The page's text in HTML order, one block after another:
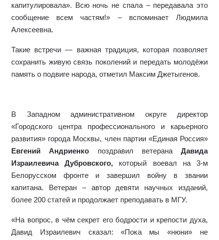
капитулировала». Всю ночь не спала – передавала это
сообщение всем частям!» –вспоминаетЛюдмила
Алексеевна.
Такие встречи — важная традиция, которая позволяет
сохранить живую связь поколений и передать молодёжи
память о подвиге народа, отметил Максим Джетыгенов.
В Западном административном округе директор
«Городского центра профессионального и карьерного
развития» города Москвы, член партии «Единая Россия»
Евгений Андриенко поздравил ветерана Давида
Израилевича Дубровского, который воевал на 3-м
Белорусском фронте и завершил войну в звании
капитана.
Ветеран – автор девяти научных изданий,
более 200 статей и продолжает преподавать в МГУ.
«На вопрос, в чём секрет его бодрости и крепости духа,
Давид Израилевич сказал: «Пока мы «нюни» не